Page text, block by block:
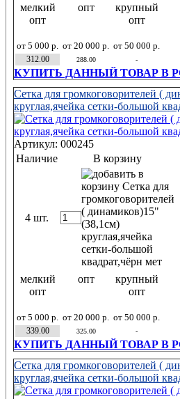
мелкий
опт
от 5 000 р.
опт
от 20 000 р.
крупный
опт
от 50 000 р.
312.00
288.00 -
КУПИТЬ ДАННЫЙ ТОВАР В
Сетка для громкоговорителей (
круглая,ячейка сетки-большой
Артикул: 000245
Наличие
В корзину
4 шт.
мелкий
опт
от 5 000 р.
опт
от 20 000 р.
крупный
опт
от 50 000 р.
339.00
325.00 -
КУПИТЬ ДАННЫЙ ТОВАР В
Сетка для громкоговорителей (
круглая,ячейка сетки-большой